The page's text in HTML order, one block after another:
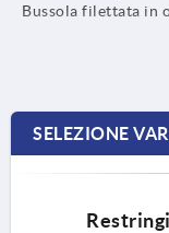
Bussola filettata in
SELEZIONE